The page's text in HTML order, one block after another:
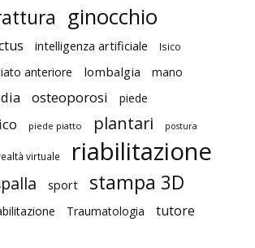
ginocchio
intelligenza artificiale Isico
anteriore lombalgia
mano
osteoporosi piede
piede piatto plantari postura
virtuale riabilitazione
sport stampa 3D
Traumatologia tutore